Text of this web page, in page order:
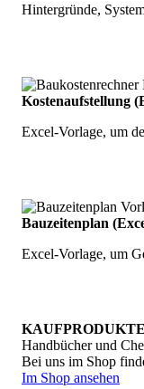
Hintergründe,
Kostenaufstellung
Excel-Vorlage, um
Bauzeitenplan
Excel-Vorlage, um
KAUFPRODUKTE
Handbücher und
Bei uns im Shop
Im Shop ansehen